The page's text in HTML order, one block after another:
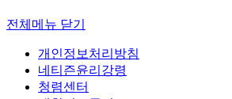
전체메뉴 닫기
개인정보처리방침
네티즌윤리강령
청렴센터